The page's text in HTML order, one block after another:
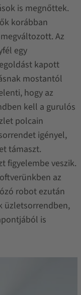
is megnőttek.
korábban
Az
egy
kapott
mostantól
hogy az
kell a gurulós
polcain
igényel,
támaszt.
figyelembe veszik.
az
robot ezután
üzletsorrendben,
is